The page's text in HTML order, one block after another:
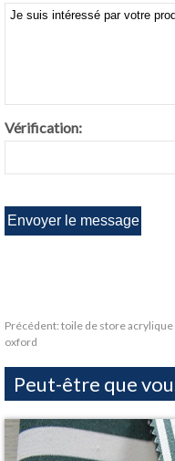
Vérification:
Précédent: toile de store acrylique
oxford
Peut-être que